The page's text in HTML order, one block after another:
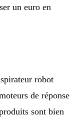
un euro en
robot
de réponse
sont bien